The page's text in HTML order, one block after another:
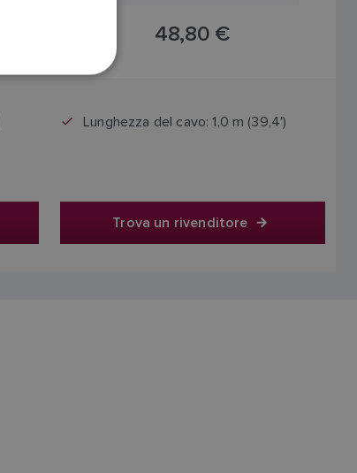
48,80 €
Lunghezza del cavo: 1,0 m (39,4')
Trova un rivenditore
FINNISH